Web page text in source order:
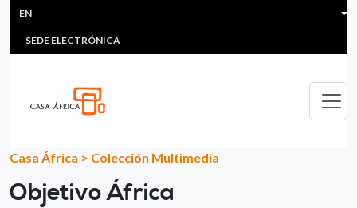
Skip to main content
HEADER MENU
MULTIMEDIA
SEDE ELECTRÓNICA
EN
Casa África > Colección Multimedia
Objetivo África